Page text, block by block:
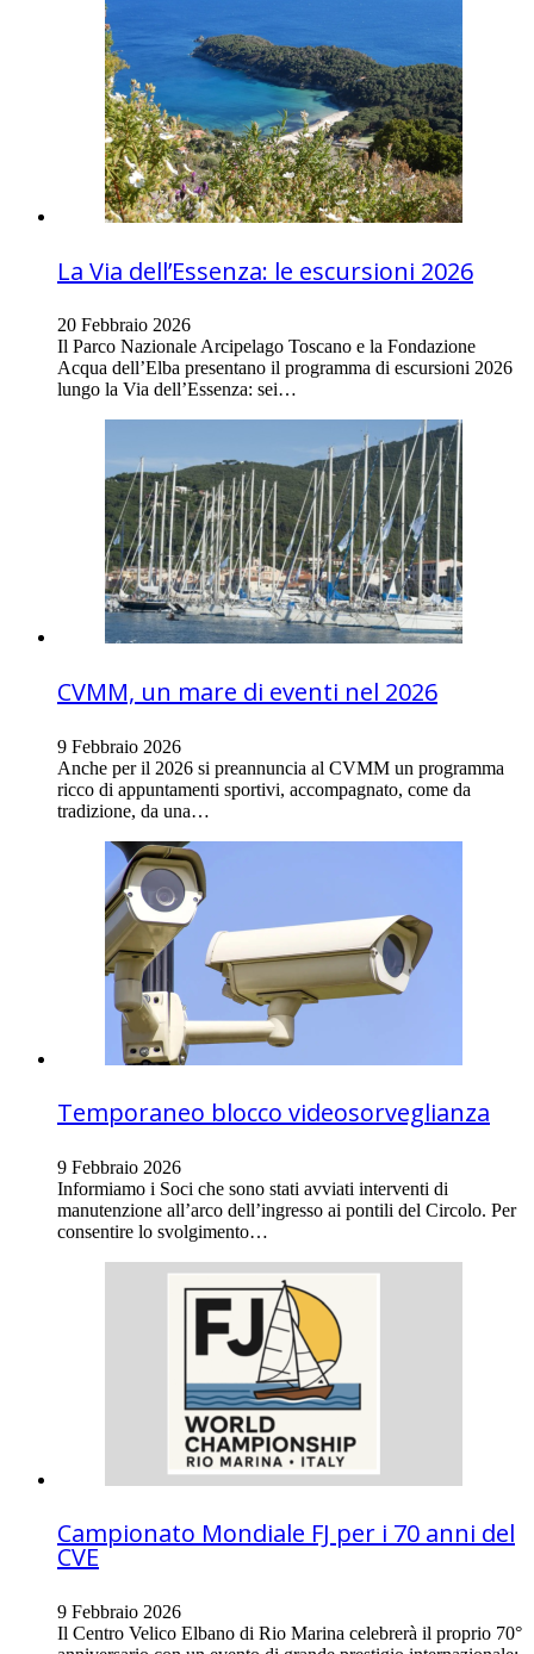
La Via dell’Essenza: le escursioni 2026
20 Febbraio 2026
Il Parco Nazionale Arcipelago Toscano e la Fondazione
Acqua dell’Elba presentano il programma di escursioni 2026
lungo la Via dell’Essenza: sei…
CVMM, un mare di eventi nel 2026
9 Febbraio 2026
Anche per il 2026 si preannuncia al CVMM un programma
ricco di appuntamenti sportivi, accompagnato, come da
tradizione, da una…
Temporaneo blocco videosorveglianza
9 Febbraio 2026
Informiamo i Soci che sono stati avviati interventi di
manutenzione all’arco dell’ingresso ai pontili del Circolo. Per
consentire lo svolgimento…
Campionato Mondiale FJ per i 70 anni del
CVE
9 Febbraio 2026
Il Centro Velico Elbano di Rio Marina celebrerà il proprio 70°